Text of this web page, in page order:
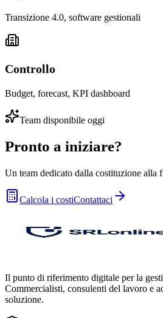
Transizione 4.0, software gestionali
Controllo
Budget, forecast, KPI dashboard
Team disponibile oggi
Pronto a iniziare?
Un team dedicato dalla costituzione alla
Calcola i costiContattaci
Il punto di riferimento digitale per la
Commercialisti, consulenti del lavoro e
soluzione.